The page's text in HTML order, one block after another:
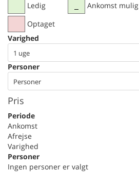
Ledig
Optaget
Ankomst mulig
Varighed
1 uge
Personer
Personer
Pris
Periode
Ankomst
Afrejse
Varighed
Personer
Ingen personer er valgt